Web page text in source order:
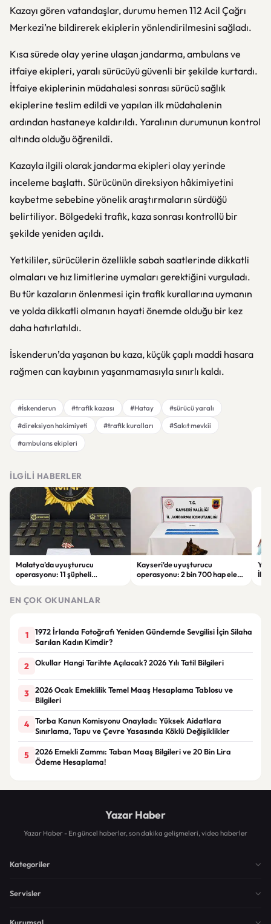
Kazayı gören vatandaşlar, durumu hemen 112 Acil Çağrı
Merkezi’ne bildirerek ekiplerin yönlendirilmesini sağladı.
Kısa sürede olay yerine ulaşan jandarma, ambulans ve
itfaiye ekipleri, yaralı sürücüyü güvenli bir şekilde kurtardı.
İtfaiye ekiplerinin müdahalesi sonrası sürücü sağlık
ekiplerine teslim edildi ve yapılan ilk müdahalenin
ardından hastaneye kaldırıldı. Yaralının durumunun kontrol
altında olduğu öğrenildi.
Kazayla ilgili olarak jandarma ekipleri olay yerinde
inceleme başlattı. Sürücünün direksiyon hâkimiyetini
kaybetme sebebine yönelik araştırmaların sürdüğü
belirtiliyor. Bölgedeki trafik, kaza sonrası kontrollü bir
şekilde yeniden açıldı.
Yetkililer, sürücülerin özellikle sabah saatlerinde dikkatli
olmaları ve hız limitlerine uymaları gerektiğini vurguladı.
Bu tür kazaların önlenmesi için trafik kurallarına uymanın
ve yolda dikkatli olmanın hayati önemde olduğu bir kez
daha hatırlatıldı.
İskenderun’da yaşanan bu kaza, küçük çaplı maddi hasara
rağmen can kaybının yaşanmamasıyla sınırlı kaldı.
#İskenderun #trafik kazası #Hatay
#sürücü yaralı
#direksiyon hakimiyeti
#trafik kuralları
#Sakıt mevkii
#ambulans ekipleri
İLGILI HABERLER
Malatya’da uyuşturucu
operasyonu: 11 şüpheli
Kayseri’de uyuşturucu
operasyonu: 2 bin 700 hap ele
EN ÇOK OKUNANLAR
1
1972 İrlanda Fotoğrafı Yeniden Gündemde Sevgilisi İçin Silaha
Sarılan Kadın Kimdir?
2 Okullar Hangi Tarihte Açılacak? 2026 Yılı Tatil Bilgileri
3
2026 Ocak Emeklilik Temel Maaş Hesaplama Tablosu ve
Bilgileri
4
Torba Kanun Komisyonu Onayladı: Yüksek Aidatlara
Sınırlama, Tapu ve Çevre Yasasında Köklü Değişiklikler
5
2026 Emekli Zammı: Taban Maaş Bilgileri ve 20 Bin Lira
Ödeme Hesaplama!
Yazar Haber
Yazar Haber - En güncel haberler, son dakika gelişmeleri, video haberler
Kategoriler
Servisler
Kurumsal